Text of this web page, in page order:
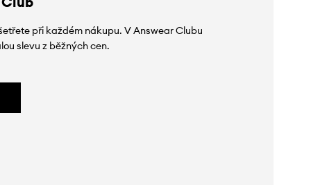
při každém nákupu. V Answear Clubu
slevu z běžných cen.